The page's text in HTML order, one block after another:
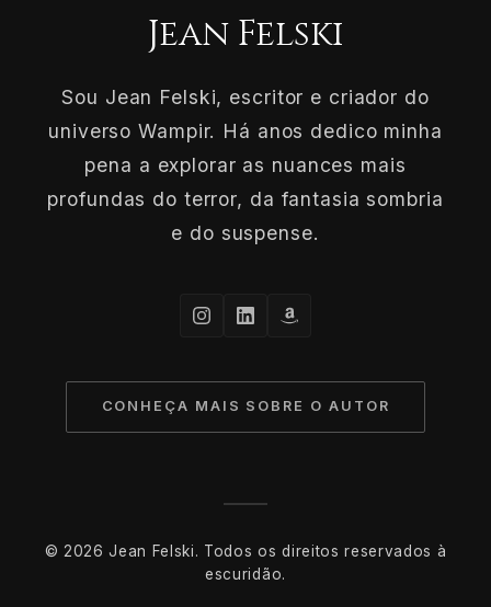
Jean Felski
Sou Jean Felski, escritor e criador do
universo Wampir. Há anos dedico minha
pena a explorar as nuances mais
profundas do terror, da fantasia sombria
e do suspense.
CONHEÇA MAIS SOBRE O AUTOR
© 2026 Jean Felski. Todos os direitos reservados à
escuridão.